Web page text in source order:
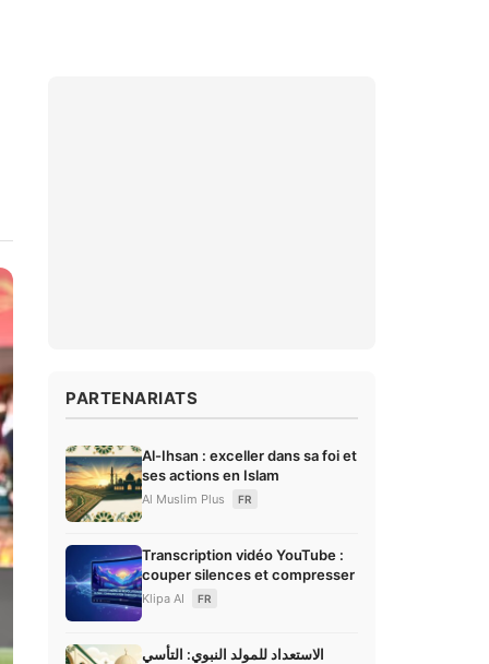
PARTENARIATS
Al-Ihsan : exceller dans sa foi et
ses actions en Islam
Al Muslim Plus FR
Transcription vidéo YouTube :
couper silences et compresser
Klipa AI FR
الاستعداد للمولد النبوي: التأسي